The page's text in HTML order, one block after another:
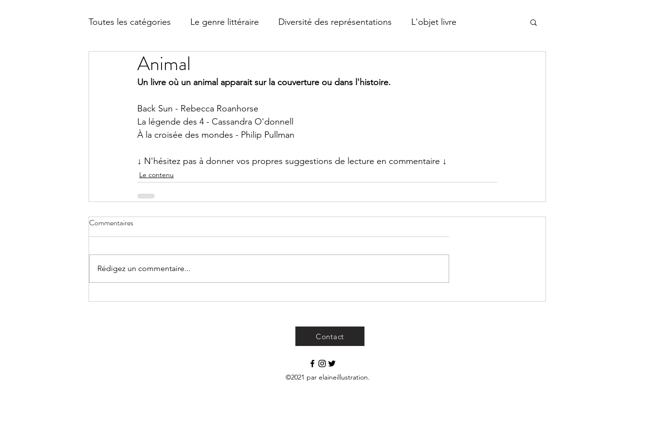
Toutes les catégories Le genre littéraire Diversité des représentations L'objet livre
Le contenuAnimal
Un livre où un animal apparait sur la couverture ou dans l'histoire.
Back Sun - Rebecca Roanhorse
La légende des 4 - Cassandra O'donnell
À la croisée des mondes - Philip Pullman
↓ N'hésitez pas à donner vos propres suggestions de lecture en commentaire ↓
Le contenu
Commentaires
Rédigez un commentaire...
Contact
©2021 par elaineillustration.